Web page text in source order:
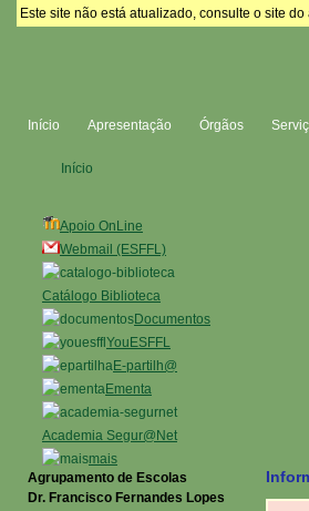
Este site não está atualizado, consulte o site
Início Apresentação Órgãos
Apoio OnLine
Webmail (ESFFL)
Catálogo Biblioteca
Documentos
YouESFFL
E-partilh@
Ementa
Academia Segur@Net
mais
Início
Agrupamento de Escolas
Dr. Francisco Fernandes Lopes